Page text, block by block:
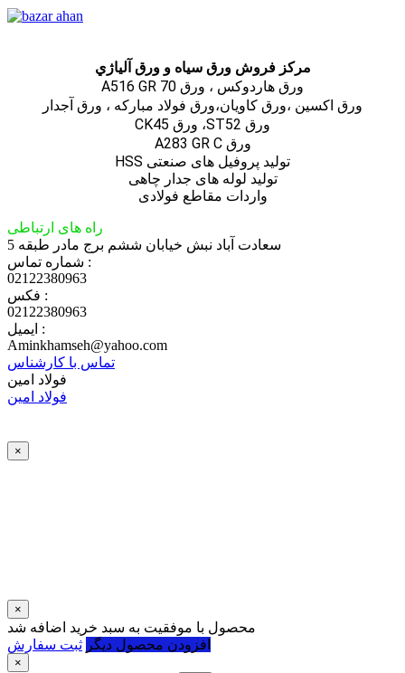
مركز فروش ورق سياه و ورق آلياژي
ورق هاردوکس ، ورق A516 GR 70
ورق اكسين ،ورق كاويان،ورق فولاد مباركه ، ورق آجدار
ورق ST52، ورق CK45
ورق A283 GR C
تولید پروفیل های صنعتی HSS
تولید لوله های جدار چاهی
واردات مقاطع فولادی
راه های ارتباطی
سعادت آباد نبش خیابان ششم برج مادر طبقه 5
شماره تماس :
02122380963
فکس :
02122380963
ایمیل :
Aminkhamseh@yahoo.com
تماس با کارشناس
فولاد امین
فولاد امین
×
×
محصول با موفقیت به سبد خرید اضافه شد
افزودن محصول دیگر ثبت سفارش
×